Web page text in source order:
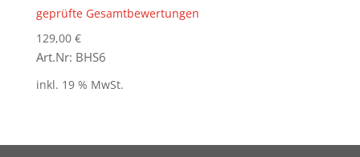
mit
von 5
geprüfte Gesamtbewertungen
129,00 €
Art.Nr: BHS6
inkl. 19 % MwSt.